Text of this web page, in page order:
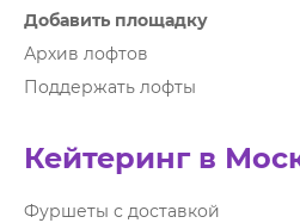
Добавить площадку
Архив лофтов
Поддержать лофты
Кейтеринг в
Фуршеты с доставкой